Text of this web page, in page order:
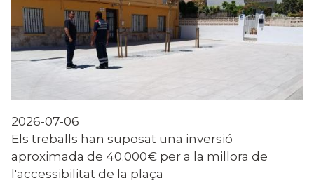
2026-07-06
Els treballs han suposat una inversió
aproximada de 40.000€ per a la millora de
l'accessibilitat de la plaça